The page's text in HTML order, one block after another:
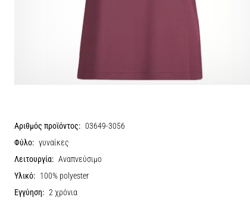
Αριθμός προϊόντος: 03649-3056
Φύλο: γυναίκες
Λειτουργία: Αναπνεύσιμο
Υλικό: 100% polyester
Εγγύηση: 2 χρόνια